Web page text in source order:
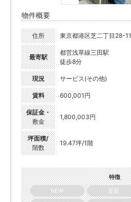
物件概要
住所 東京都港区芝二丁目28-11
最寄駅
都営浅草線三田駅
徒歩8分
現況 サービス(その他)
賃料 600,001円
保証金・
敷金
1,800,003円
坪面積/
階数
19.47坪/1階
特徴
NEW
更新